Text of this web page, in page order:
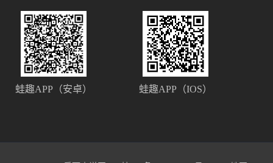
蛙趣APP（安卓） 蛙趣APP（IOS）